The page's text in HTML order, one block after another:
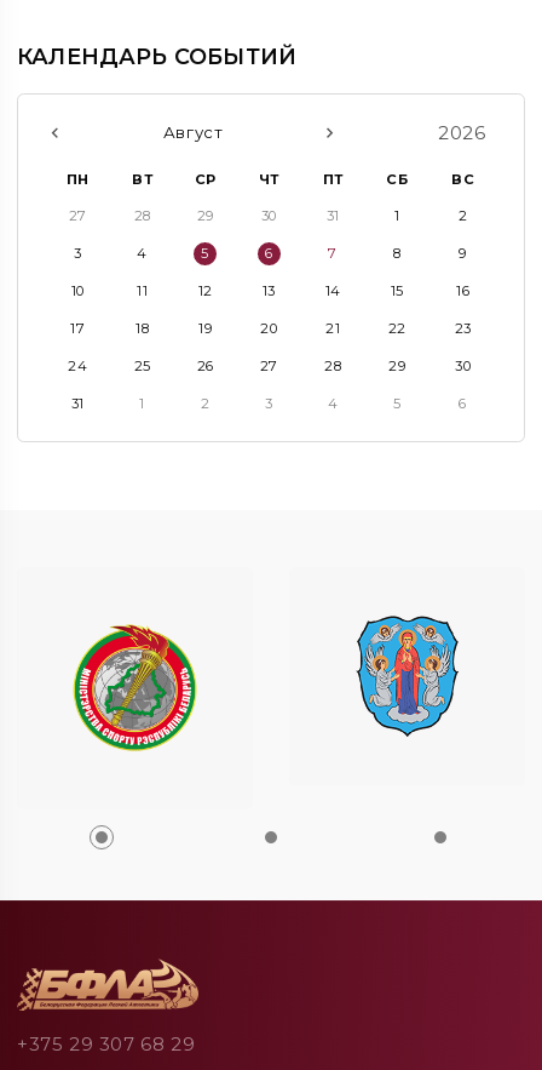
КАЛЕНДАРЬ СОБЫТИЙ
Август 2026
ПН ВТ СР ЧТ ПТ СБ ВС
27 28 29 30 31 1 2
3 4 5 6 7 8 9
10 11 12 13 14 15 16
17 18 19 20 21 22 23
24 25 26 27 28 29 30
31 1 2 3 4 5 6
+375 29 307 68 29